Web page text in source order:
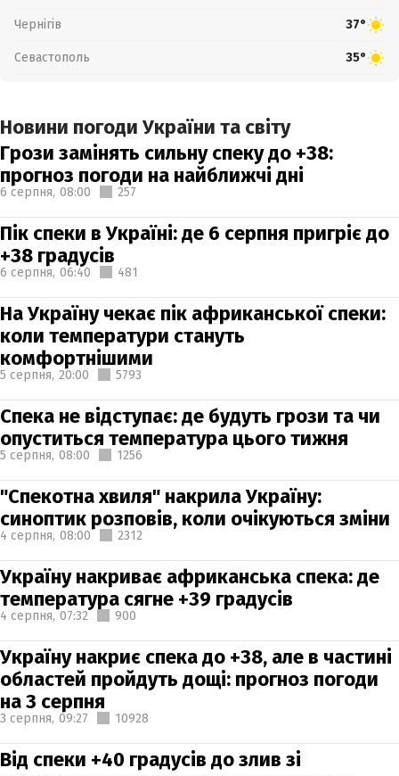
Чернігів 37°
Севастополь 35°
Новини погоди України та світу
Грози замінять сильну спеку до +38:
прогноз погоди на найближчі дні
6 серпня, 08:00 257
Пік спеки в Україні: де 6 серпня пригріє до
+38 градусів
6 серпня, 06:40 481
На Україну чекає пік африканської спеки:
коли температури стануть
комфортнішими
5 серпня, 20:00 5793
Спека не відступає: де будуть грози та чи
опуститься температура цього тижня
5 серпня, 08:00 1256
"Спекотна хвиля" накрила Україну:
синоптик розповів, коли очікуються зміни
4 серпня, 08:00 2312
Україну накриває африканська спека: де
температура сягне +39 градусів
4 серпня, 07:32 900
Україну накриє спека до +38, але в частині
областей пройдуть дощі: прогноз погоди
на 3 серпня
3 серпня, 09:27 10928
Від спеки +40 градусів до злив зі